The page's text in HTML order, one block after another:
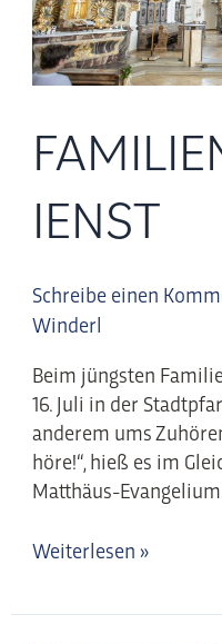
IENST
Schreibe einen
Winderl
Beim jüngsten
16. Juli in der
anderem ums
höre!“, hieß es im
Matthäus-
Weiterlesen »